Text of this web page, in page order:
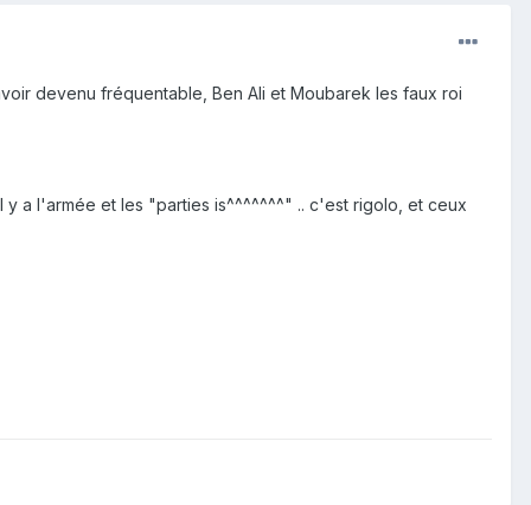
devenu fréquentable, Ben Ali et Moubarek les faux roi
a l'armée et les "parties is^^^^^^^" .. c'est rigolo, et ceux